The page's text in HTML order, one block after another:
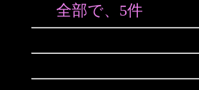
全部で、5件